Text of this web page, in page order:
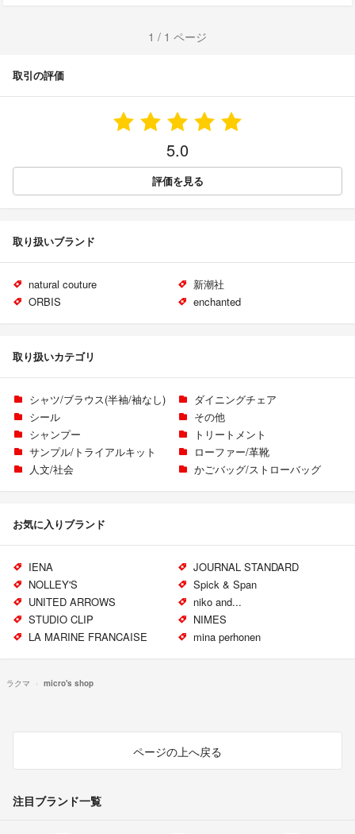
1 / 1 ページ
取引の評価
5.0
評価を見る
取り扱いブランド
natural couture
新潮社
ORBIS
enchanted
取り扱いカテゴリ
シャツ/ブラウス(半袖/袖なし)
ダイニングチェア
シール
その他
シャンプー
トリートメント
サンプル/トライアルキット
ローファー/革靴
人文/社会
かごバッグ/ストローバッグ
お気に入りブランド
IENA
JOURNAL STANDARD
NOLLEY'S
Spick & Span
UNITED ARROWS
niko and...
STUDIO CLIP
NIMES
LA MARINE FRANCAISE
mina perhonen
ラクマ micro's shop
ページの上へ戻る
注目ブランド一覧